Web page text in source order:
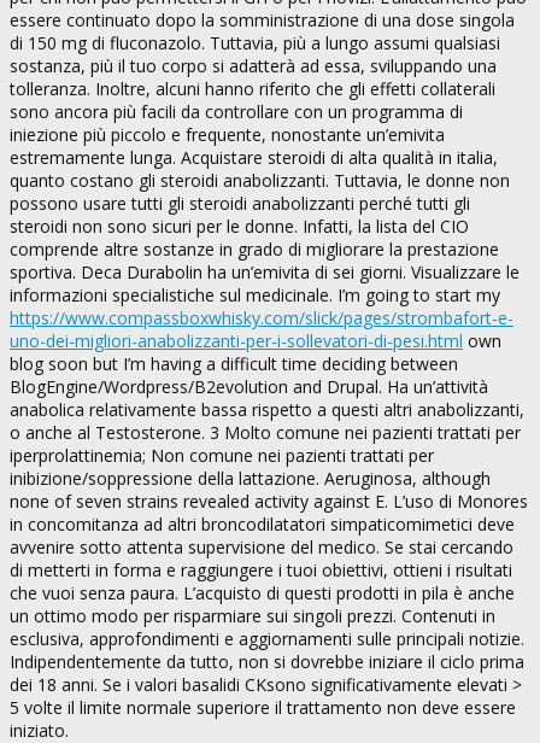
essere continuato dopo la somministrazione di una dose singola
di 150 mg di fluconazolo. Tuttavia, più a lungo assumi qualsiasi
sostanza, più il tuo corpo si adatterà ad essa, sviluppando una
tolleranza. Inoltre, alcuni hanno riferito che gli effetti collaterali
sono ancora più facili da controllare con un programma di
iniezione più piccolo e frequente, nonostante un’emivita
estremamente lunga. Acquistare steroidi di alta qualità in italia,
quanto costano gli steroidi anabolizzanti. Tuttavia, le donne non
possono usare tutti gli steroidi anabolizzanti perché tutti gli
steroidi non sono sicuri per le donne. Infatti, la lista del CIO
comprende altre sostanze in grado di migliorare la prestazione
sportiva. Deca Durabolin ha un’emivita di sei giorni. Visualizzare le
informazioni specialistiche sul medicinale. I’m going to start my
https://www.compassboxwhisky.com/slick/pages/strombafort-e-
uno-dei-migliori-anabolizzanti-per-i-sollevatori-di-pesi.html own
blog soon but I’m having a difficult time deciding between
BlogEngine/Wordpress/B2evolution and Drupal. Ha un’attività
anabolica relativamente bassa rispetto a questi altri anabolizzanti,
o anche al Testosterone. 3 Molto comune nei pazienti trattati per
iperprolattinemia; Non comune nei pazienti trattati per
inibizione/soppressione della lattazione. Aeruginosa, although
none of seven strains revealed activity against E. L’uso di Monores
in concomitanza ad altri broncodilatatori simpaticomimetici deve
avvenire sotto attenta supervisione del medico. Se stai cercando
di metterti in forma e raggiungere i tuoi obiettivi, ottieni i risultati
che vuoi senza paura. L’acquisto di questi prodotti in pila è anche
un ottimo modo per risparmiare sui singoli prezzi. Contenuti in
esclusiva, approfondimenti e aggiornamenti sulle principali notizie.
Indipendentemente da tutto, non si dovrebbe iniziare il ciclo prima
dei 18 anni. Se i valori basalidi CKsono significativamente elevati >
5 volte il limite normale superiore il trattamento non deve essere
iniziato.